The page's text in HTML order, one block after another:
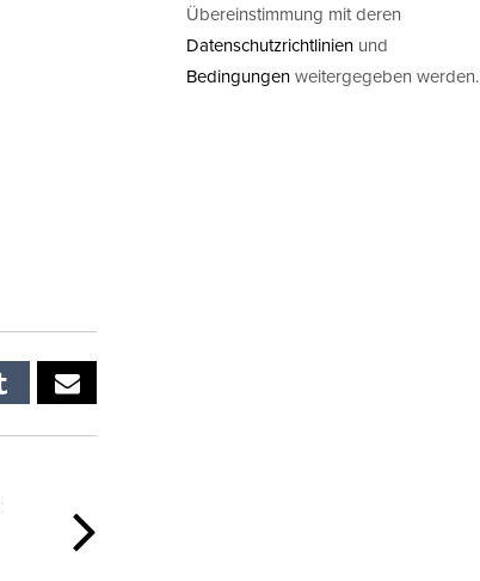
Übereinstimmung mit deren
Datenschutzrichtlinien und
Bedingungenweitergegeben werden.